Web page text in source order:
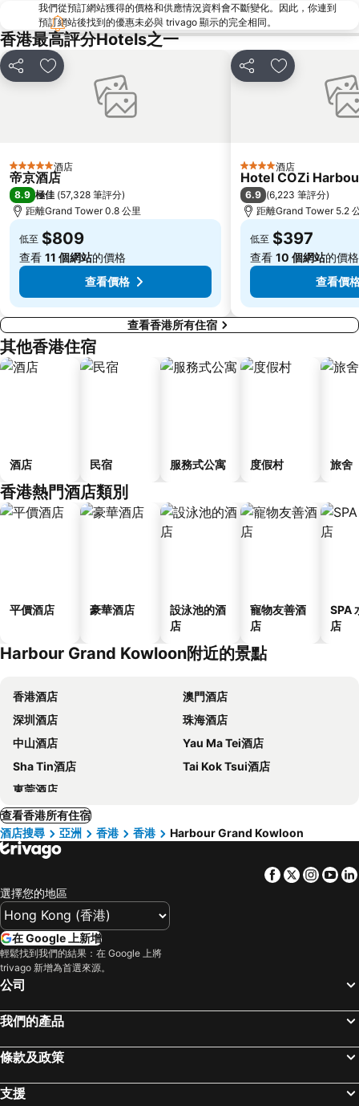
North Point Metro Station
中環
Cheung Chau
羅湖口岸
Sheung Wan Metro Station
Tsing Yi Metro Station
寶安區
Causeway Bay Metro Station
深圳野生動物園
大梅沙海濱公園
皇崗口岸
長洲
Lamma Island
香港屯門
Tin Hau Metro Station
九龍塘
金銀島酒店站
我們從預訂網站獲得的價格和供應情況資料會不斷變化。因此，你連到
預訂網站後找到的優惠未必與 trivago 顯示的完全相同。
香港最高評分Hotels之一
分享 放到收藏夾
5 星級 酒店
帝京酒店
8.9 極佳 (57,328 筆評分)
距離Grand Tower 0.8 公里
低至 $809
查看 11 個網站的價格
查看價格
分享 放到收藏夾
4 星級 酒店
Hotel COZi
6.9 (6,223 筆評分)
距離Grand Tower 5.2
低至 $397
查看 10 個網站的價格
查看價
查看香港所有住宿
其他香港住宿
酒店 民宿 服務式公寓 度假村 旅舍
香港熱門酒店類別
平價酒店 豪華酒店
設泳池的酒
店
寵物友善酒
店
SPA
店
Harbour Grand Kowloon附近的景點
香港酒店
澳門酒店
深圳酒店
珠海酒店
中山酒店
Yau Ma Tei酒店
Sha Tin酒店
Tai Kok Tsui酒店
東莞酒店
查看香港所有住宿
酒店搜尋
亞洲 香港 香港 Harbour Grand Kowloon
Facebook
Twitter
選擇您的地區
在 Google 上新增
輕鬆找到我們的結果：在 Google 上將
trivago 新增為首選來源。
公司
我們的產品
條款及政策
支援